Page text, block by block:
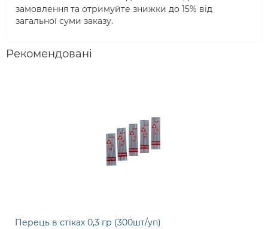
замовлення та отримуйте знижки до 15% від
загальної суми заказу.
Рекомендовані
Перець в стіках 0,3 гр (300шт/уп)